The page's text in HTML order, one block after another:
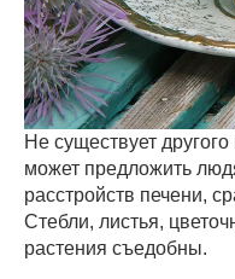
Не существует
может предложить
расстройств печени,
Стебли, листья,
растения съедобны.